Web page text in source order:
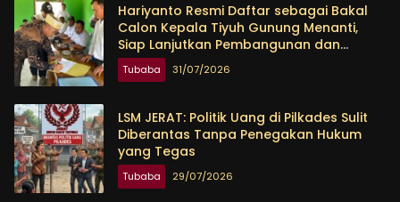
Hariyanto Resmi Daftar sebagai Bakal
Calon Kepala Tiyuh Gunung Menanti,
Siap Lanjutkan Pembangunan dan
Tingkatkan Kesejahteraan Warga
Tubaba 31/07/2026
LSM JERAT: Politik Uang di Pilkades Sulit
Diberantas Tanpa Penegakan Hukum
yang Tegas
Tubaba 29/07/2026